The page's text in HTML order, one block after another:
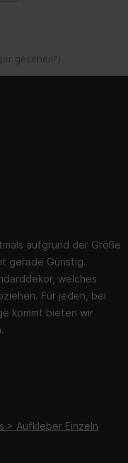
gesehen? )
aufgrund der Größe
gerade Günstig.
welches
Für jeden, bei
kommt bieten wir
> Aufkleber Einzeln